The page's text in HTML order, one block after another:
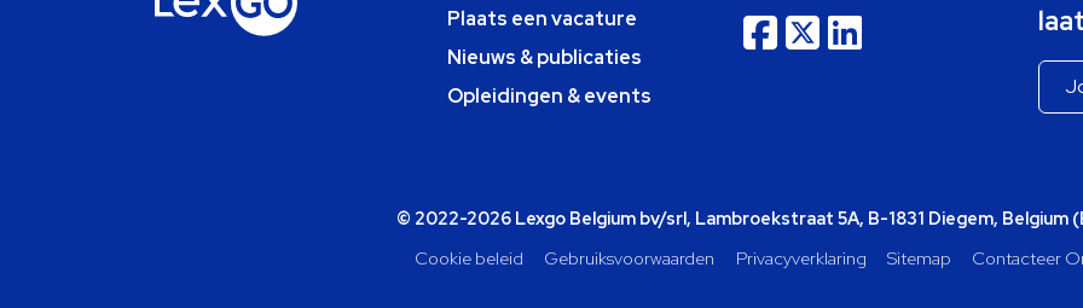
Plaats een vacature
Nieuws & publicaties
Opleidingen & events
© 2022-2026 Lexgo Belgium bv/srl, Lambroekstraat 5A, B-1831 Diegem, Belgium
Cookie beleid
Gebruiksvoorwaarden Privacyverklaring Sitemap Contacteer